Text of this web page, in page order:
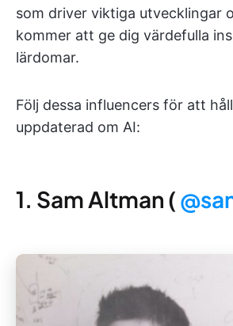
som driver viktiga utvecklingar
kommer att ge dig värdefulla
lärdomar.
Följ dessa influencers för att
uppdaterad om AI:
1. Sam Altman (